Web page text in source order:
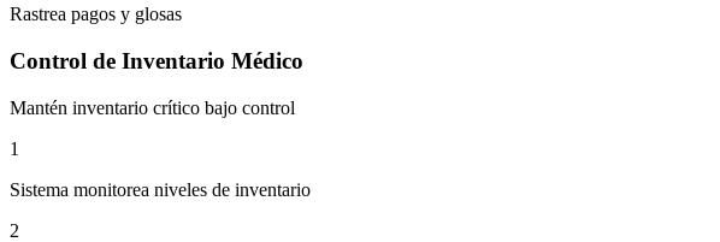
Rastrea pagos y glosas
Control de Inventario Médico
Mantén inventario crítico bajo control
1
Sistema monitorea niveles de inventario
2